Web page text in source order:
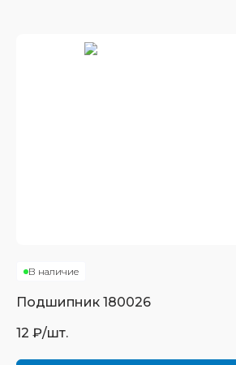
В наличие
Подшипник 180026
12 ₽/шт.